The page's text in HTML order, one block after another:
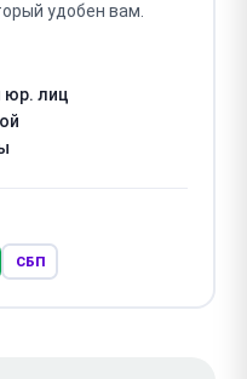
удобен вам.
юр. лиц
СБП